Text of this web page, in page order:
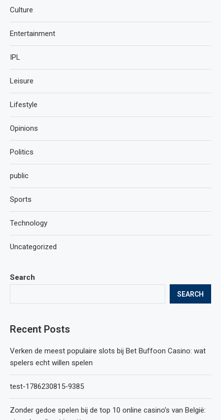
Search
SEARCH
Recent Posts
Verken de meest populaire slots bij Bet Buffoon Casino: wat
spelers echt willen spelen
test-1786230815-9385
Zonder gedoe spelen bij de top 10 online casino’s van België:
Culture
Entertainment
IPL
Leisure
Lifestyle
Opinions
Politics
public
Sports
Technology
Uncategorized